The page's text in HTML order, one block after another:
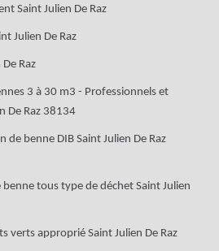
Saint Julien De Raz
Julien De Raz
Raz
3 à 30 m3 - Professionnels et
De Raz 38134
de benne DIB Saint Julien De Raz
tous type de déchet Saint Julien
verts approprié Saint Julien De Raz